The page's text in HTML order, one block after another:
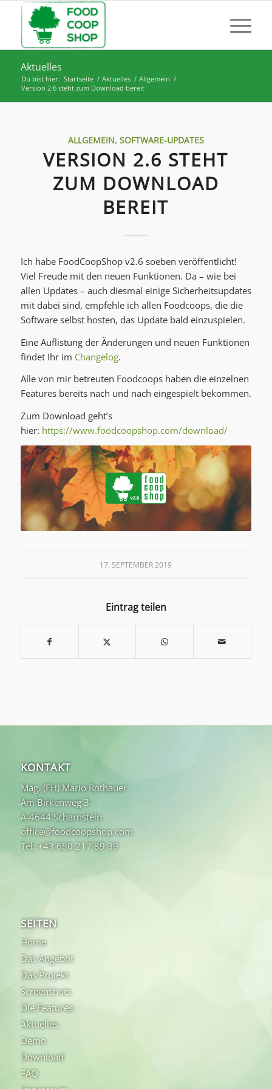
Aktuelles
Du bist hier: Startseite / Aktuelles / Allgemein /
Version 2.6 steht zum Download bereit
ALLGEMEIN, SOFTWARE-UPDATES
VERSION 2.6 STEHT
ZUM DOWNLOAD
BEREIT
Ich habe FoodCoopShop v2.6 soeben veröffentlicht!
Viel Freude mit den neuen Funktionen. Da – wie bei
allen Updates – auch diesmal einige Sicherheitsupdates
mit dabei sind, empfehle ich allen Foodcoops, die die
Software selbst hosten, das Update bald einzuspielen.
Eine Auflistung der Änderungen und neuen Funktionen
findet Ihr im Changelog.
Alle von mir betreuten Foodcoops haben die einzelnen
Features bereits nach und nach eingespielt bekommen.
Zum Download geht’s
hier: https://www.foodcoopshop.com/download/
17. SEPTEMBER 2019
Eintrag teilen
KONTAKT
Mag. (FH) Mario Rothauer
Am Birkenweg 3
A-4644 Scharnstein
office@foodcoopshop.com
Tel: +43 680 217 89 39
SEITEN
Home
Das Angebot
Das Projekt
Screenshots
Die Features
Aktuelles
Demo
Download
FAQ